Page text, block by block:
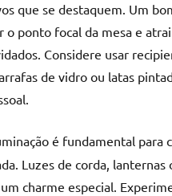
que se destaquem. Um
o ponto focal da mesa e
Considere usar
de vidro ou latas
é fundamental para
Luzes de corda, lanternas
charme especial.